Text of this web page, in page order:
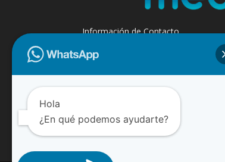
Información de Contacto
+595 985 947508 - +595 984 509299
Hola
¿En qué podemos ayudarte?